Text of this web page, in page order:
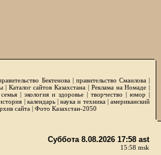
Бектенова| правительство Смаилова|
| Каталог сайтов Казахстана | Реклама на Номаде |
семья | экология и здоровье | творчество | юмор |
| календарь|наука и техника|американский
сайта | Фото Казахстан-2050
Суббота 8.08.2026 17:58 ast
15:58 msk